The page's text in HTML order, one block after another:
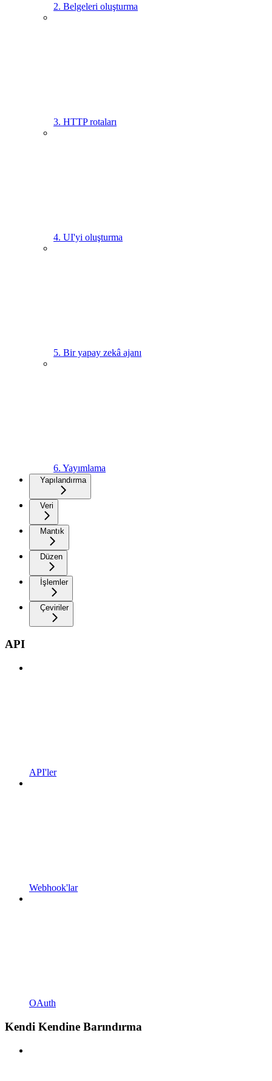
2. Belgeleri oluşturma
3. HTTP rotaları
4. UI'yi oluşturma
5. Bir yapay zekâ ajanı
6. Yayımlama
Yapılandırma
Veri
Mantık
Düzen
İşlemler
Çeviriler
API
API'ler
Webhook'lar
OAuth
Kendi Kendine Barındırma